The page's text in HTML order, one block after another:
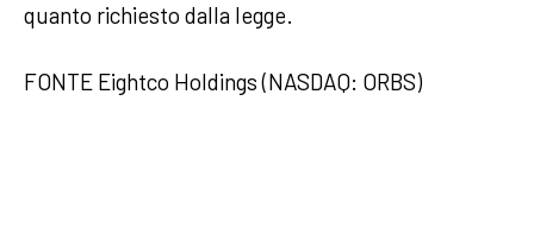
quanto richiesto dalla legge.
FONTE Eightco Holdings (NASDAQ: ORBS)